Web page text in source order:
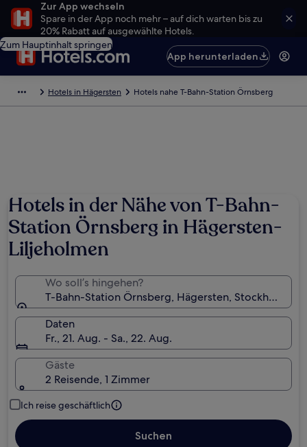
Zur App wechseln
Spare in der App noch mehr – auf dich warten bis zu
20% Rabatt auf ausgewählte Hotels.
Zum Hauptinhalt springen
App herunterladen
Hotels in Hägersten Hotels nahe T-Bahn-Station Örnsberg
Hotels in der Nähe von T-Bahn-
Station Örnsberg in Hägersten-
Liljeholmen
Wo soll’s hingehen?
T-Bahn-Station Örnsberg, Hägersten, Stockholm
Daten
Fr., 21. Aug. - Sa., 22. Aug.
Gäste
2 Reisende, 1 Zimmer
Ich reise geschäftlich
Suchen